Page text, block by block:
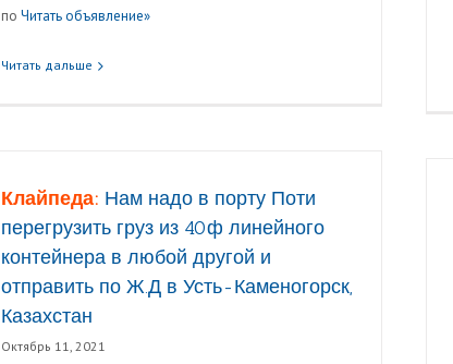
по Читать объявление»
Читать дальше
Клайпеда: Нам надо в порту Поти
перегрузить груз из 40ф линейного
контейнера в любой другой и
отправить по Ж.Д в Усть-Каменогорск,
Казахстан
Октябрь 11, 2021